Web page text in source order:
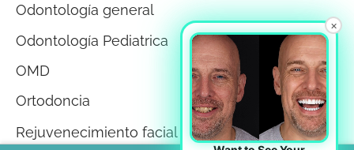
Odontología general
Odontología Pediatrica
OMD
Ortodoncia
Rejuvenecimiento facial
×